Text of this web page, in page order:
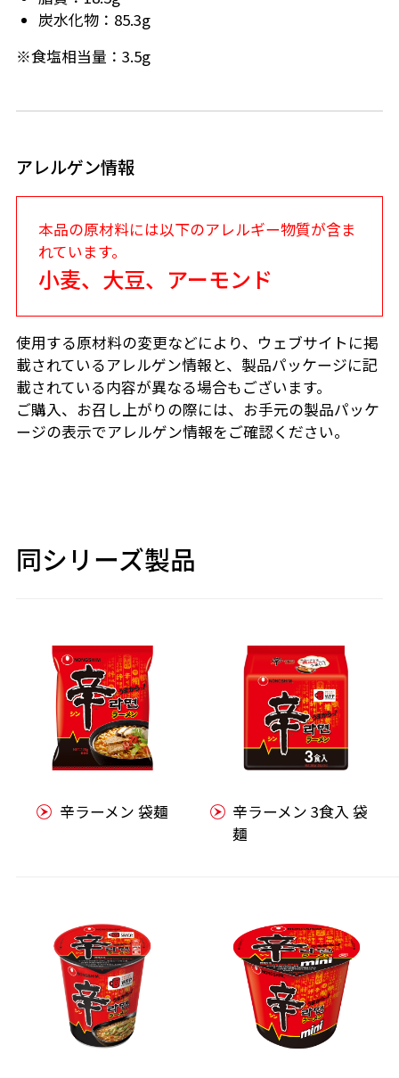
炭水化物：85.3g
※食塩相当量：3.5g
アレルゲン情報
本品の原材料には以下のアレルギー物質が含ま
れています。
小麦、大豆、アーモンド
使用する原材料の変更などにより、ウェブサイトに掲
載されているアレルゲン情報と、製品パッケージに記
載されている内容が異なる場合もございます。
ご購入、お召し上がりの際には、お手元の製品パッケ
ージの表示でアレルゲン情報をご確認ください。
同シリーズ製品
辛ラーメン 袋麺
辛ラーメン 3食入 袋
麺